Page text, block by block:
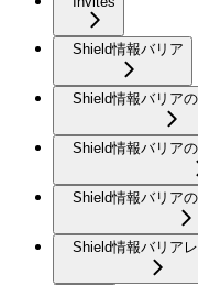
Shield情報バリア
Shield情報バリア
Shield情報バリア
Shield情報バリア
Shield情報バリア